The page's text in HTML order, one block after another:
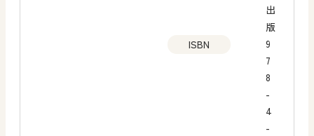
出
版
ISBN
9
7
8
-
4
-